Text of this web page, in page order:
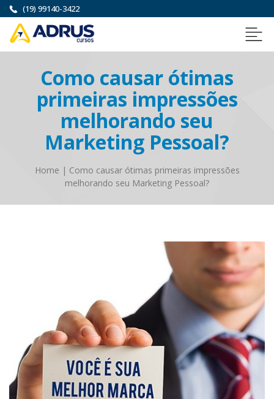
(19) 99140-3422
Como causar ótimas
primeiras impressões
melhorando seu
Marketing Pessoal?
Home | Como causar ótimas primeiras impressões
melhorando seu Marketing Pessoal?